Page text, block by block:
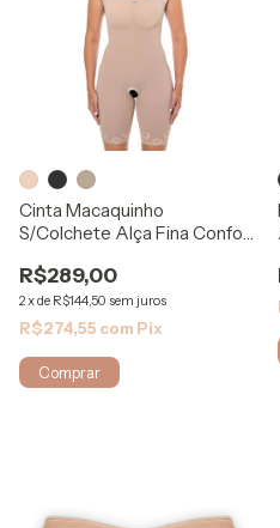
Cinta Macaquinho
S/Colchete Alça Fina Confort
R$289,00
2xde R$144,50 sem juros
R$274,55 com Pix
Comprar